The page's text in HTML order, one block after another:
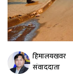
हिमालयखवर
संवाददाता